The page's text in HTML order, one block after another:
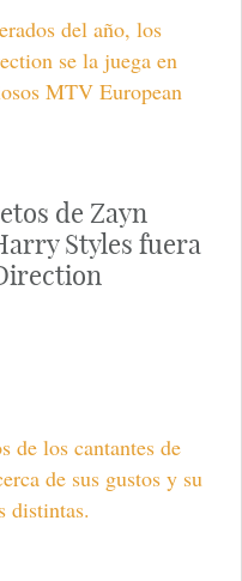
del año, los
se la juega en
MTV European
de Zayn
Styles fuera
de los cantantes de
de sus gustos y su
distintas.